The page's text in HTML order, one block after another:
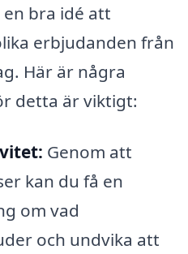
bra idé att
erbjudanden från
Här är några
detta är viktigt:
Genom att
kan du få en
om vad
och undvika att